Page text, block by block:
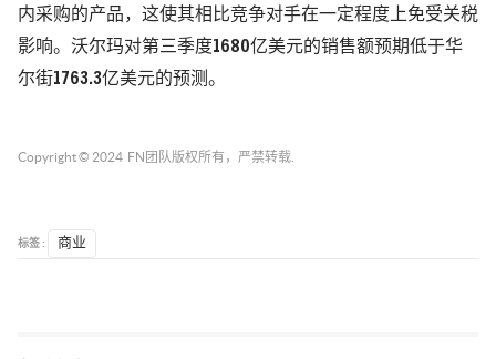
内采购的产品，这使其相比竞争对手在一定程度上免受关税
影响。沃尔玛对第三季度1680亿美元的销售额预期低于华
尔街1763.3亿美元的预测。
Copyright © 2024 FN团队 版权所有，严禁转载.
标签 : 商业